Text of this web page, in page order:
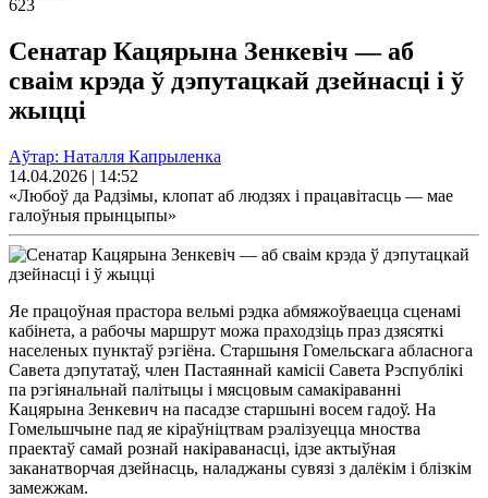
623
Сенатар Кацярына Зенкевіч — аб
сваім крэда ў дэпутацкай дзейнасці і ў
жыцці
Аўтар: Наталля Капрыленка
14.04.2026 | 14:52
«Любоў да Радзімы, клопат аб людзях і працавітасць — мае
галоўныя прынцыпы»
Яе працоўная прастора вельмі рэдка абмяжоўваецца сценамі
кабінета, а рабочы маршрут можа праходзіць праз дзясяткі
населеных пунктаў рэгіёна. Старшыня Гомельскага абласнога
Савета дэпутатаў, член Пастаяннай камісіі Савета Рэспублікі
па рэгіянальнай палітыцы і мясцовым самакіраванні
Кацярына Зенкевич на пасадзе старшыні восем гадоў. На
Гомельшчыне пад яе кіраўніцтвам рэалізуецца мноства
праектаў самай рознай накіраванасці, ідзе актыўная
заканатворчая дзейнасць, наладжаны сувязі з далёкім і блізкім
замежжам.